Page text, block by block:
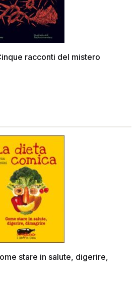
racconti del mistero
stare in salute, digerire,